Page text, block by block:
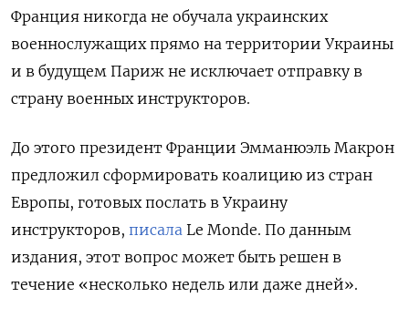
Франция никогда не обучала украинских
военнослужащих прямо на территории Украины
и в будущем Париж не исключает отправку в
страну военных инструкторов.
До этого президент Франции Эмманюэль Макрон
предложил сформировать коалицию из стран
Европы, готовых послать в Украину
инструкторов, писала Le Monde. По данным
издания, этот вопрос может быть решен в
течение «несколько недель или даже дней».